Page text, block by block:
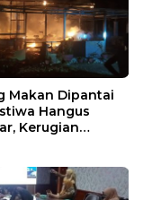
Makan Dipantai
Hangus
Kerugian